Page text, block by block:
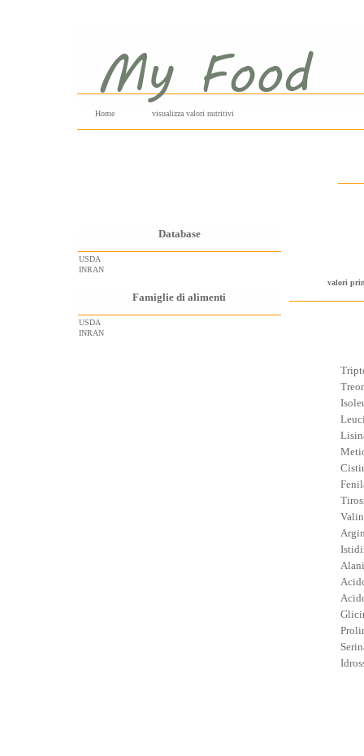
Home visualizza valori nutritivi
Database
USDA
INRAN
Famiglie di alimenti
USDA
INRAN
valori